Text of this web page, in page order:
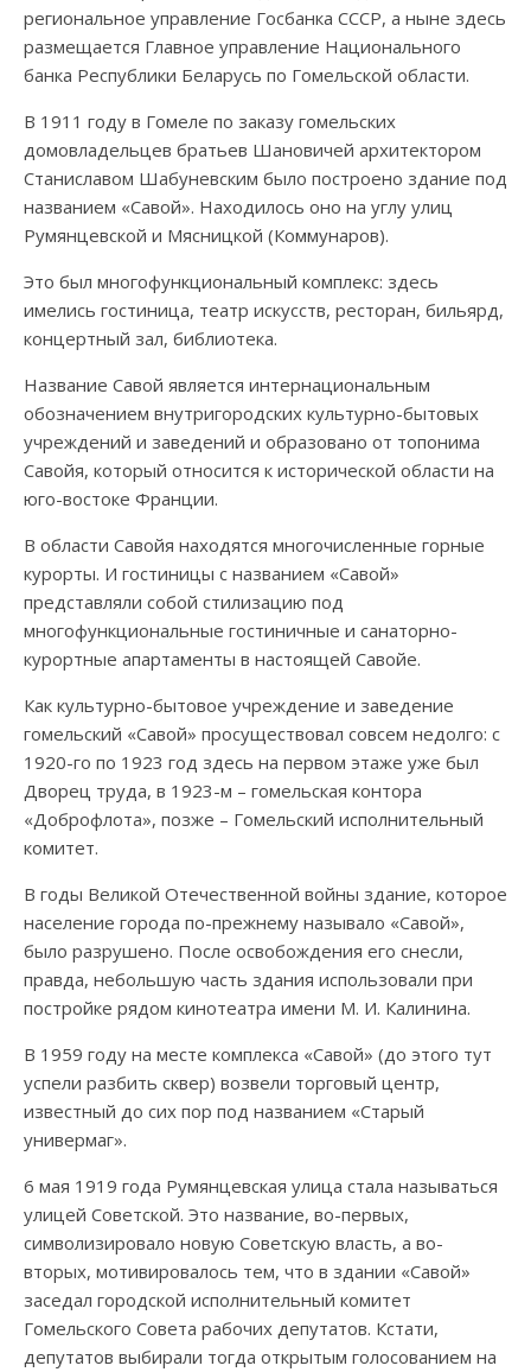
региональное управление Госбанка СССР, а ныне здесь
размещается Главное управление Национального
банка Республики Беларусь по Гомельской области.
В 1911 году в Гомеле по заказу гомельских
домовладельцев братьев Шановичей архитектором
Станиславом Шабуневским было построено здание под
названием «Савой». Находилось оно на углу улиц
Румянцевской и Мясницкой (Коммунаров).
Это был многофункциональный комплекс: здесь
имелись гостиница, театр искусств, ресторан, бильярд,
концертный зал, библиотека.
Название Савой является интернациональным
обозначением внутригородских культурно-бытовых
учреждений и заведений и образовано от топонима
Савойя, который относится к исторической области на
юго-востоке Франции.
В области Савойя находятся многочисленные горные
курорты. И гостиницы с названием «Савой»
представляли собой стилизацию под
многофункциональные гостиничные и санаторно-
курортные апартаменты в настоящей Савойе.
Как культурно-бытовое учреждение и заведение
гомельский «Савой» просуществовал совсем недолго: с
1920-го по 1923 год здесь на первом этаже уже был
Дворец труда, в 1923-м – гомельская контора
«Доброфлота», позже – Гомельский исполнительный
комитет.
В годы Великой Отечественной войны здание, которое
население города по-прежнему называло «Савой»,
было разрушено. После освобождения его снесли,
правда, небольшую часть здания использовали при
постройке рядом кинотеатра имени М. И. Калинина.
В 1959 году на месте комплекса «Савой» (до этого тут
успели разбить сквер) возвели торговый центр,
известный до сих пор под названием «Старый
универмаг».
6 мая 1919 года Румянцевская улица стала называться
улицей Советской. Это название, во-первых,
символизировало новую Советскую власть, а во-
вторых, мотивировалось тем, что в здании «Савой»
заседал городской исполнительный комитет
Гомельского Совета рабочих депутатов. Кстати,
депутатов выбирали тогда открытым голосованием на